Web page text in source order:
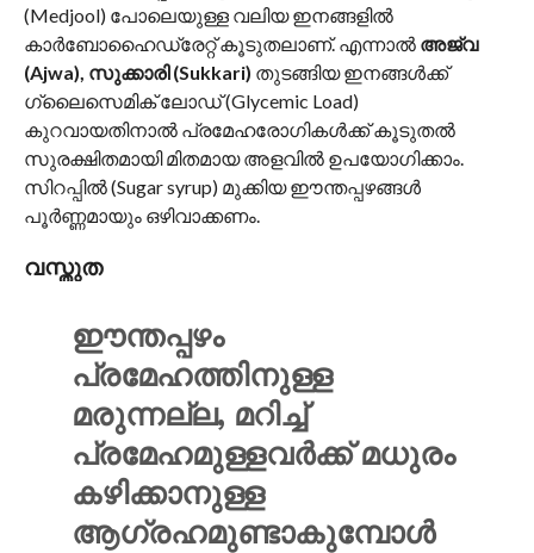
(Medjool) പോലെയുള്ള വലിയ ഇനങ്ങളിൽ
കാർബോഹൈഡ്രേറ്റ് കൂടുതലാണ്. എന്നാൽ അജ്വ
(Ajwa), സുക്കാരി (Sukkari) തുടങ്ങിയ ഇനങ്ങൾക്ക്
ഗ്ലൈസെമിക് ലോഡ് (Glycemic Load)
കുറവായതിനാൽ പ്രമേഹരോഗികൾക്ക് കൂടുതൽ
സുരക്ഷിതമായി മിതമായ അളവിൽ ഉപയോഗിക്കാം.
സിറപ്പിൽ (Sugar syrup) മുക്കിയ ഈന്തപ്പഴങ്ങൾ
പൂർണ്ണമായും ഒഴിവാക്കണം.
വസ്തുത
ഈന്തപ്പഴം
പ്രമേഹത്തിനുള്ള
മരുന്നല്ല, മറിച്ച്
പ്രമേഹമുള്ളവർക്ക് മധുരം
കഴിക്കാനുള്ള
ആഗ്രഹമുണ്ടാകുമ്പോൾ